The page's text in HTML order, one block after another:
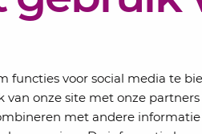
functies voor social media te
onze site met onze partners
met andere